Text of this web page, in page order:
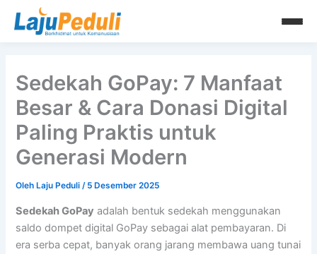
Sedekah GoPay: 7 Manfaat
Besar & Cara Donasi Digital
Paling Praktis untuk
Generasi Modern
Oleh Laju Peduli/ 5 Desember 2025
Sedekah GoPay adalah bentuk sedekah menggunakan
saldo dompet digital GoPay sebagai alat pembayaran. Di
era serba cepat, banyak orang jarang membawa uang tunai